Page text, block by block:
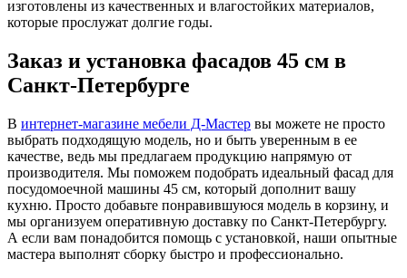
изготовлены из качественных и влагостойких материалов,
которые прослужат долгие годы.
Заказ и установка фасадов 45 см в
Санкт-Петербурге
В интернет-магазине мебели Д-Мастер вы можете не просто
выбрать подходящую модель, но и быть уверенным в ее
качестве, ведь мы предлагаем продукцию напрямую от
производителя. Мы поможем подобрать идеальный фасад для
посудомоечной машины 45 см, который дополнит вашу
кухню. Просто добавьте понравившуюся модель в корзину, и
мы организуем оперативную доставку по Санкт-Петербургу.
А если вам понадобится помощь с установкой, наши опытные
мастера выполнят сборку быстро и профессионально.